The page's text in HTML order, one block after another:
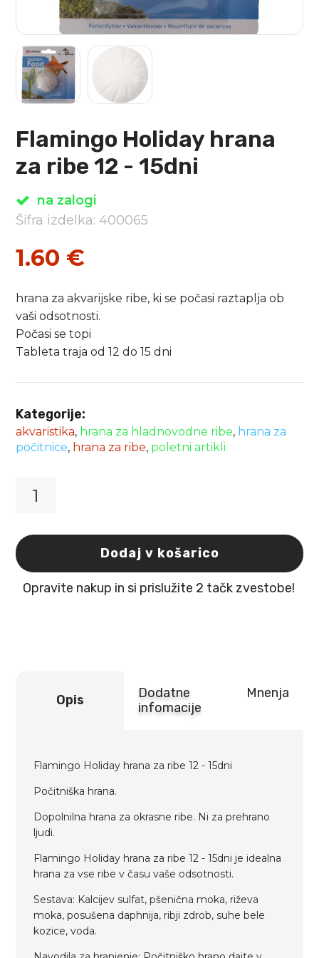
Flamingo Holiday hrana
za ribe 12 - 15dni
na zalogi
Šifra izdelka: 400065
1.60 €
hrana za akvarijske ribe, ki se počasi raztaplja ob
vaši odsotnosti.
Počasi se topi
Tableta traja od 12 do 15 dni
Kategorije:
akvaristika, hrana za hladnovodne ribe, hrana za
počitnice, hrana za ribe, poletni artikli
hrana
za
ribe
Dodaj v košarico
Opravite nakup in si prislužite 2 tačk zvestobe!
Opis
Dodatne
infomacije
Mnenja
Flamingo Holiday hrana za ribe 12 - 15dni
Počitniška hrana.
Dopolnilna hrana za okrasne ribe. Ni za prehrano
ljudi.
Flamingo Holiday hrana za ribe 12 - 15dni je idealna
hrana za vse ribe v času vaše odsotnosti.
Sestava: Kalcijev sulfat, pšenična moka, riževa
moka, posušena daphnija, ribji zdrob, suhe bele
kozice, voda.